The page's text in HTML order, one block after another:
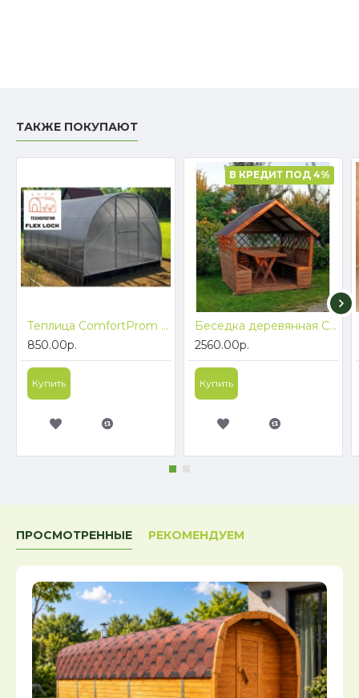
ТАКЖЕ ПОКУПАЮТ
Теплица ComfortProm FlexLock (Флекс Лок) БЕЗ СВАРКИ, ширина 3м длина 6м
850.00р.
Купить
В КРЕДИТ ПОД 4%
Беседка деревянная ComfortProm Теремок с двухскатной крышей 2x3 метра БЕСПЛАТНАЯ ДОСТАВКА ПО БЕЛАРУСИ
2560.00р.
Купить
ПРОСМОТРЕННЫЕ РЕКОМЕНДУЕМ